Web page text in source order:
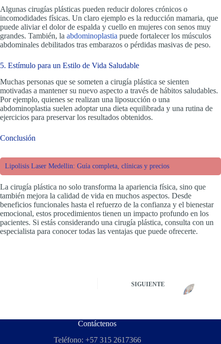
Algunas cirugías plásticas pueden reducir dolores crónicos o
incomodidades físicas. Un claro ejemplo es la reducción mamaria, que
puede aliviar el dolor de espalda y cuello en mujeres con senos muy
grandes. También, la abdominoplastia puede fortalecer los músculos
abdominales debilitados tras embarazos o pérdidas masivas de peso.
5. Estímulo para un Estilo de Vida Saludable
Muchas personas que se someten a cirugía plástica se sienten
motivadas a mantener su nuevo aspecto a través de hábitos saludables.
Por ejemplo, quienes se realizan una liposucción o una
abdominoplastia suelen adoptar una dieta equilibrada y una rutina de
ejercicios para preservar los resultados obtenidos.
Conclusión
Lipolisis Laser Medellin: Guía completa, clínicas y precios
La cirugía plástica no solo transforma la apariencia física, sino que
también mejora la calidad de vida en muchos aspectos. Desde
beneficios funcionales hasta el refuerzo de la confianza y el bienestar
emocional, estos procedimientos tienen un impacto profundo en los
pacientes. Si estás considerando una cirugía plástica, consulta con un
especialista para conocer todas las ventajas que puede ofrecerte.
SIGUIENTE
Contáctenos
Teléfono: +57 315 2617366